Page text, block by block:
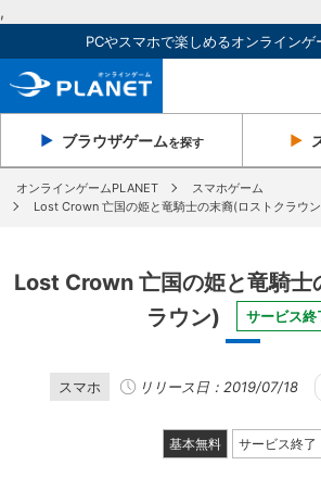
,
PCやスマホで楽しめるオンラインゲ
ブラウザゲームを探す
オンラインゲームPLANET
スマホゲーム
Lost Crown 亡国の姫と竜騎士の末裔(ロストクラウ
Lost Crown 亡国の姫と竜騎士
ラウン)
サービス終
スマホ リリース日：2019/07/18
基本無料 サービス終了